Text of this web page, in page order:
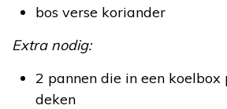
bos verse koriander
Extra nodig:
2 pannen die in een koelbox
deken